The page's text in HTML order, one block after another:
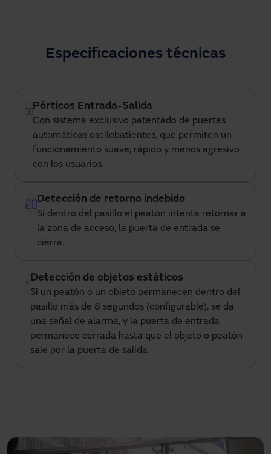
Especificaciones técnicas
Pórticos Entrada-Salida
Con sistema exclusivo patentado de puertas
automáticas oscilobatientes, que permiten un
funcionamiento suave, rápido y menos agresivo
con los usuarios.
Detección de retorno indebido
Si dentro del pasillo el peatón intenta retornar a
la zona de acceso, la puerta de entrada se
cierra.
Detección de objetos estáticos
Si un peatón o un objeto permanecen dentro del
pasillo más de 8 segundos (configurable), se da
una señal de alarma, y la puerta de entrada
permanece cerrada hasta que el objeto o peatón
sale por la puerta de salida